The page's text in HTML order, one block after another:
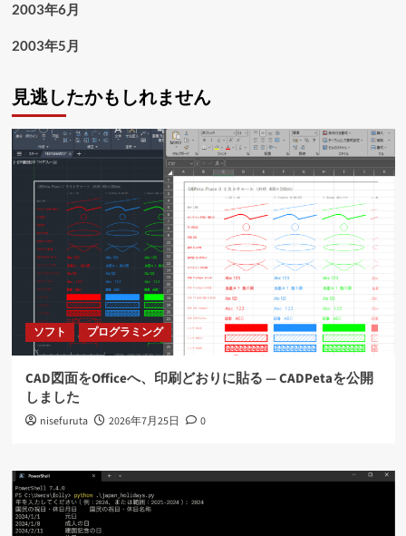
2003年6月
2003年5月
見逃したかもしれません
ソフト プログラミング
CAD図面をOfficeへ、印刷どおりに貼る ― CADPetaを公開
しました
nisefuruta 2026年7月25日 0